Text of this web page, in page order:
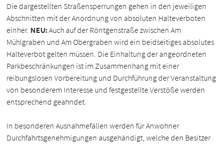
Die dargestellten Straßensperrungen gehen in den jeweiligen
Abschnitten mit der Anordnung von absoluten Halteverboten
einher. NEU:Auch auf der Röntgenstraße zwischen Am
Mühlgraben und Am Obergraben wird ein beidseitiges absolutes
Halteverbot gelten müssen. Die Einhaltung der angeordneten
Parkbeschränkungen ist im Zusammenhang mit einer
reibungslosen Vorbereitung und Durchführung der Veranstaltung
von besonderem Interesse und festgestellte Verstöße werden
entsprechend geahndet.
In besonderen Ausnahmefällen werden für Anwohner
Durchfahrtsgenehmigungen ausgehändigt, welche den Besitzer